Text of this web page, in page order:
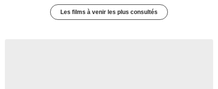
Les films à venir les plus consultés